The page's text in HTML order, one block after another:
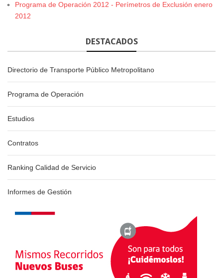
Programa de Operación 2012 - Perímetros de Exclusión enero
2012
DESTACADOS
Directorio de Transporte Público Metropolitano
Programa de Operación
Estudios
Contratos
Ranking Calidad de Servicio
Informes de Gestión